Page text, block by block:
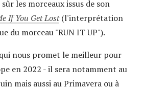
les morceaux issus de son
If You Get Lost(l'interprétation
du morceau "RUN IT UP").
nous promet le meilleur pour
en 2022 - il sera notamment au
mais aussi au Primavera ou à